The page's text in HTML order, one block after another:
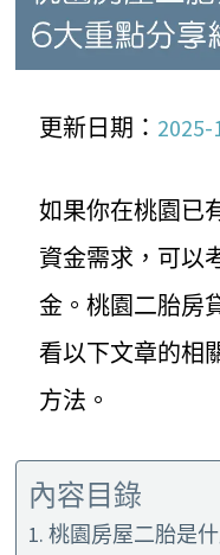
更新日期： 2025-
如果你在桃園已
資金需求，可以
金。桃園二胎房
看以下文章的相
方法。
內容目錄
桃園房屋二胎是